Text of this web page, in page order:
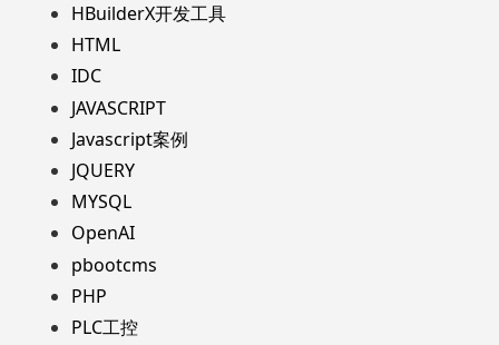
HBuilderX开发工具
HTML
IDC
JAVASCRIPT
Javascript案例
JQUERY
MYSQL
OpenAI
pbootcms
PHP
PLC工控